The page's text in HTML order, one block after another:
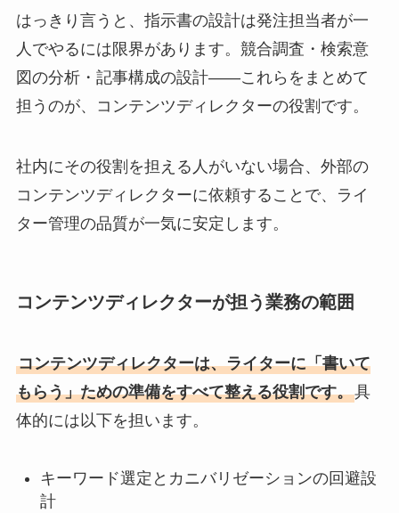
はっきり言うと、指示書の設計は発注担当者が一
人でやるには限界があります。競合調査・検索意
図の分析・記事構成の設計——これらをまとめて
担うのが、コンテンツディレクターの役割です。
社内にその役割を担える人がいない場合、外部の
コンテンツディレクターに依頼することで、ライ
ター管理の品質が一気に安定します。
コンテンツディレクターが担う業務の範囲
コンテンツディレクターは、ライターに「書いて
もらう」ための準備をすべて整える役割です。具
体的には以下を担います。
キーワード選定とカニバリゼーションの回避設
計